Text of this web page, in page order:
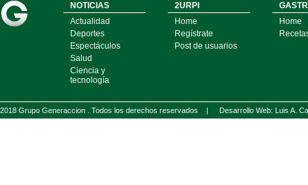
NOTICIAS
Actualidad
Deportes
Espectáculos
Salud
Ciencia y
tecnología
2URPI
Home
Regístrate
Post de usuarios
Home
2018 Grupo Generaccion . Todos los derechos reservados | Desarrollo Web: Luis